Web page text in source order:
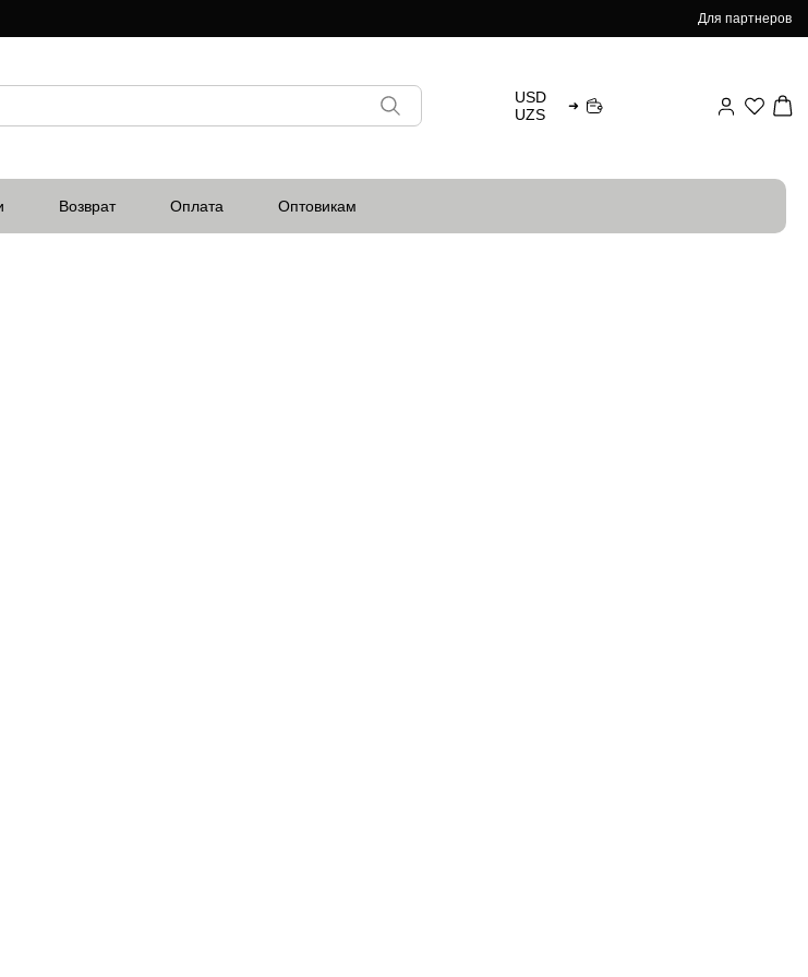
Для партнеров
USD
UZS
➜
Возврат Оплата Оптовикам